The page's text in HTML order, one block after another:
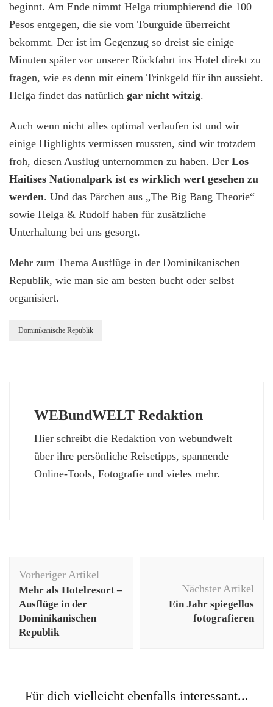
beginnt. Am Ende nimmt Helga triumphierend die 100
Pesos entgegen, die sie vom Tourguide überreicht
bekommt. Der ist im Gegenzug so dreist sie einige
Minuten später vor unserer Rückfahrt ins Hotel direkt zu
fragen, wie es denn mit einem Trinkgeld für ihn aussieht.
Helga findet das natürlich gar nicht witzig.
Auch wenn nicht alles optimal verlaufen ist und wir
einige Highlights vermissen mussten, sind wir trotzdem
froh, diesen Ausflug unternommen zu haben. Der Los
Haitises Nationalpark ist es wirklich wert gesehen zu
werden. Und das Pärchen aus „The Big Bang Theorie“
sowie Helga & Rudolf haben für zusätzliche
Unterhaltung bei uns gesorgt.
Mehr zum Thema Ausflüge in der Dominikanischen
Republik, wie man sie am besten bucht oder selbst
organisiert.
Dominikanische Republik
WEBundWELT Redaktion
Hier schreibt die Redaktion von webundwelt
über ihre persönliche Reisetipps, spannende
Online-Tools, Fotografie und vieles mehr.
Vorheriger Artikel
Mehr als Hotelresort –
Ausflüge in der
Dominikanischen
Republik
Nächster Artikel
Ein Jahr spiegellos
fotografieren
Für dich vielleicht ebenfalls interessant...
Fernreise Reise Video